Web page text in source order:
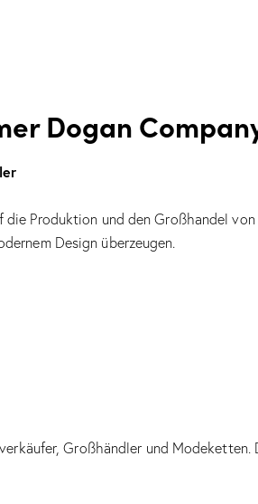
Dogan
die Produktion und den Großhandel
Design überzeugen.
Großhändler und Modeketten.